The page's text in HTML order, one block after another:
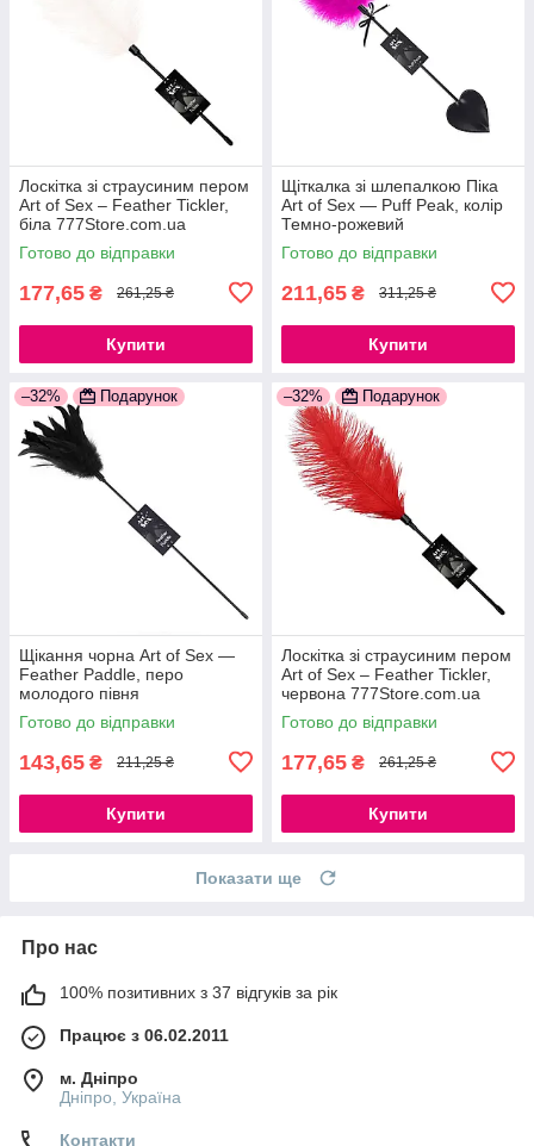
Лоскітка зі страусиним пером
Art of Sex – Feather Tickler,
біла 777Store.com.ua
Готово до відправки
177,65 ₴ 261,25 ₴
Купити
Щіткалка зі шлепалкою Піка
Art of Sex — Puff Peak, колір
Темно-рожевий
777Store.com.ua
Готово до відправки
211,65 ₴ 311,25 ₴
Купити
–32% Подарунок
Щікання чорна Art of Sex —
Feather Paddle, перо
молодого півня
777Store.com.ua
Готово до відправки
143,65 ₴ 211,25 ₴
Купити
–32% Подарунок
Лоскітка зі страусиним пером
Art of Sex – Feather Tickler,
червона 777Store.com.ua
Готово до відправки
177,65 ₴ 261,25 ₴
Купити
Показати ще
Про нас
100% позитивних з 37 відгуків за рік
Працює з 06.02.2011
м. Дніпро
Дніпро, Україна
Контакти